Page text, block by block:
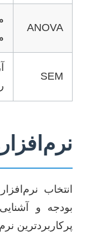
ANOVA
SEM
انتخاب
بودجه و
پرکاربردترین